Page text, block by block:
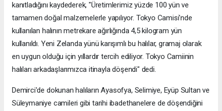
kanıtladığını kaydederek, "Üretimlerimiz yüzde 100 yün ve
tamamen doğal malzemelerle yapılıyor. Tokyo Camisi'nde
kullanılan halının metrekare ağırlığında 4,5 kilogram yün
kullanıldı. Yeni Zelanda yünü karışımlı bu halılar, gramaj olarak
en uygun olduğu için yıllardır tercih ediliyor. Tokyo Camiinin
halıları arkadaşlarımızca itinayla döşendi" dedi.
Demirci'de dokunan halıların Ayasofya, Selimiye, Eyüp Sultan ve
Süleymaniye camileri gibi tarihi ibadethanelere de döşendiğini